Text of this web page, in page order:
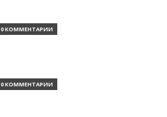
0 КОММЕНТАРИИ
0 КОММЕНТАРИИ